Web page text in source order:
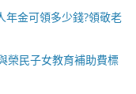
年金可領多少錢?領敬老
榮民子女教育補助費標